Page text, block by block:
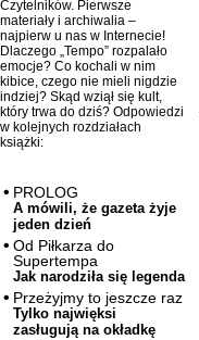
Czytelników. Pierwsze
materiały i archiwalia –
najpierw u nas w Internecie!
Dlaczego „Tempo” rozpalało
emocje? Co kochali w nim
kibice, czego nie mieli nigdzie
indziej? Skąd wziął się kult,
który trwa do dziś? Odpowiedzi
w kolejnych rozdziałach
książki:
PROLOG
A mówili, że gazeta żyje
jeden dzień
Od Piłkarza do
Supertempa
Jak narodziła się legenda
Przeżyjmy to jeszcze raz
Tylko najwięksi
zasługują na okładkę